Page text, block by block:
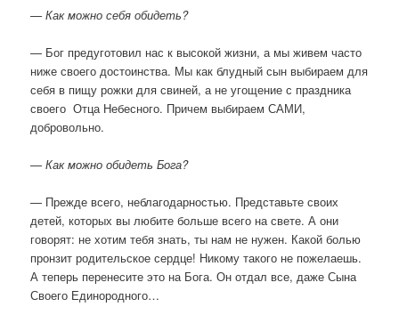
— Как можно себя обидеть?
— Бог предуготовил нас к высокой жизни, а мы живем часто
ниже своего достоинства. Мы как блудный сын выбираем для
себя в пищу рожки для свиней, а не угощение с праздника
своего Отца Небесного. Причем выбираем САМИ,
добровольно.
— Как можно обидеть Бога?
— Прежде всего, неблагодарностью. Представьте своих
детей, которых вы любите больше всего на свете. А они
говорят: не хотим тебя знать, ты нам не нужен. Какой болью
пронзит родительское сердце! Никому такого не пожелаешь.
А теперь перенесите это на Бога. Он отдал все, даже Сына
Своего Единородного…